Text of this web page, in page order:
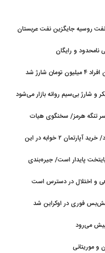
روسیه جایگزین نفت عربستان
شارژ شد
سر تنگه هرمز/ سخنگوی هیات
لیست قیمت خرید مسکن در نازی‌آباد/ خرید آپارتمان ۲ خوابه در این
پایدار است/ جیره‌بندی
و اختلال در دسترس است
فوری در اوکراین شد
می‌رود
و موریتانی